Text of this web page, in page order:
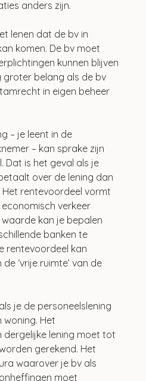
anders zijn.
lenen dat de bv in
komen. De bv moet
kunnen blijven
groter belang als de bv
in eigen beheer
– je leent in de
– kan sprake zijn
Dat is het geval als je
over de lening dan
Het rentevoordeel vormt
verkeer
kan je bepalen
banken te
rentevoordeel kan
‘vrije ruimte’ van de
je de personeelslening
woning. Het
dergelijke lening moet tot
gerekend. Het
waarover je bv als
moet